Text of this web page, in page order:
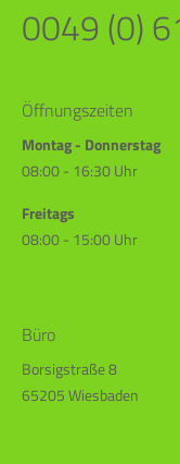
0049 (0)
Öffnungszeiten
Montag - Donnerstag
08:00 - 16:30 Uhr
Freitags
08:00 - 15:00 Uhr
Büro
Borsigstraße 8
65205 Wiesbaden